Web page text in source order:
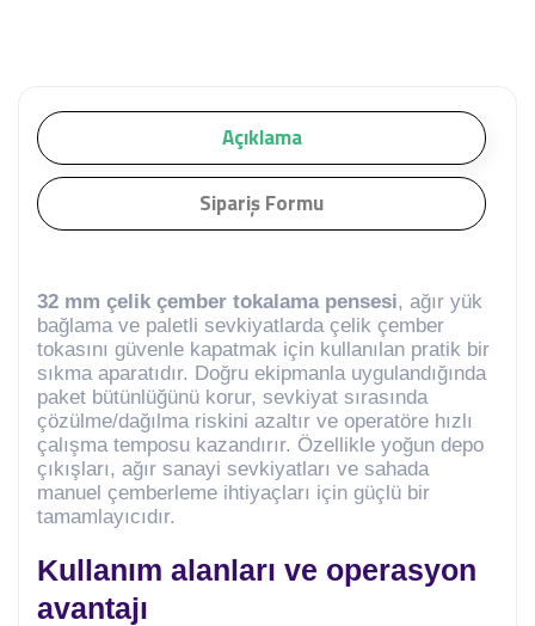
Açıklama
Sipariş Formu
32 mm çelik çember tokalama pensesi, ağır yük
bağlama ve paletli sevkiyatlarda çelik çember
tokasını güvenle kapatmak için kullanılan pratik bir
sıkma aparatıdır. Doğru ekipmanla uygulandığında
paket bütünlüğünü korur, sevkiyat sırasında
çözülme/dağılma riskini azaltır ve operatöre hızlı
çalışma temposu kazandırır. Özellikle yoğun depo
çıkışları, ağır sanayi sevkiyatları ve sahada
manuel çemberleme ihtiyaçları için güçlü bir
tamamlayıcıdır.
Kullanım alanları ve operasyon
avantajı